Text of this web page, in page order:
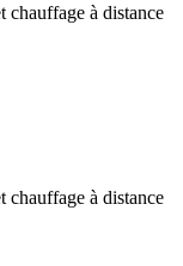
chauffage à distance
chauffage à distance